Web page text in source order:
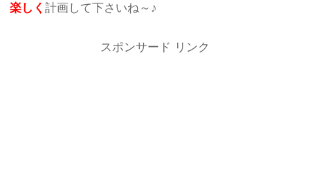
楽しく計画して下さいね～♪
スポンサード リンク